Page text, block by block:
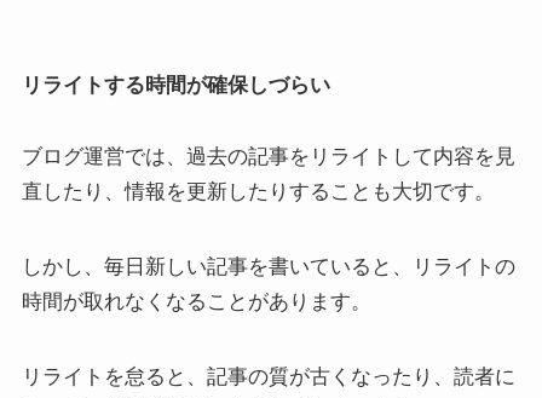
リライトする時間が確保しづらい
ブログ運営では、過去の記事をリライトして内容を見
直したり、情報を更新したりすることも大切です。
しかし、毎日新しい記事を書いていると、リライトの
時間が取れなくなることがあります。
リライトを怠ると、記事の質が古くなったり、読者に